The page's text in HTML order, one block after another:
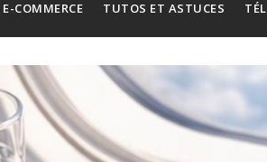
E-COMMERCE TUTOS ET ASTUCES